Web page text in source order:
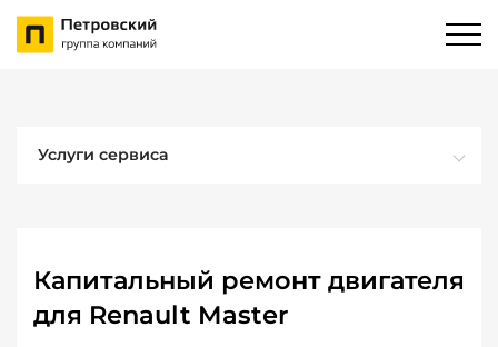
Услуги сервиса
Капитальный ремонт двигателя
для Renault Master